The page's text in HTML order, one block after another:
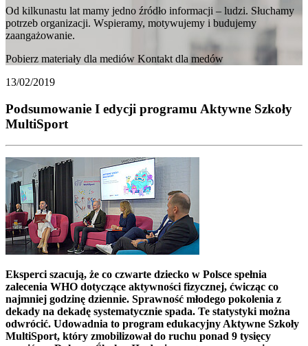
Od kilkunastu lat mamy jedno źródło informacji – ludzi. Słuchamy
potrzeb organizacji. Wspieramy, motywujemy i budujemy
zaangażowanie.
Pobierz materiały dla mediów Kontakt dla medów
13/02/2019
Podsumowanie I edycji programu Aktywne Szkoły
MultiSport
Eksperci szacują, że co czwarte dziecko w Polsce spełnia
zalecenia WHO dotyczące aktywności fizycznej, ćwicząc co
najmniej godzinę dziennie. Sprawność młodego pokolenia z
dekady na dekadę systematycznie spada. Te statystyki można
odwrócić. Udowadnia to program edukacyjny Aktywne Szkoły
MultiSport, który zmobilizował do ruchu ponad 9 tysięcy